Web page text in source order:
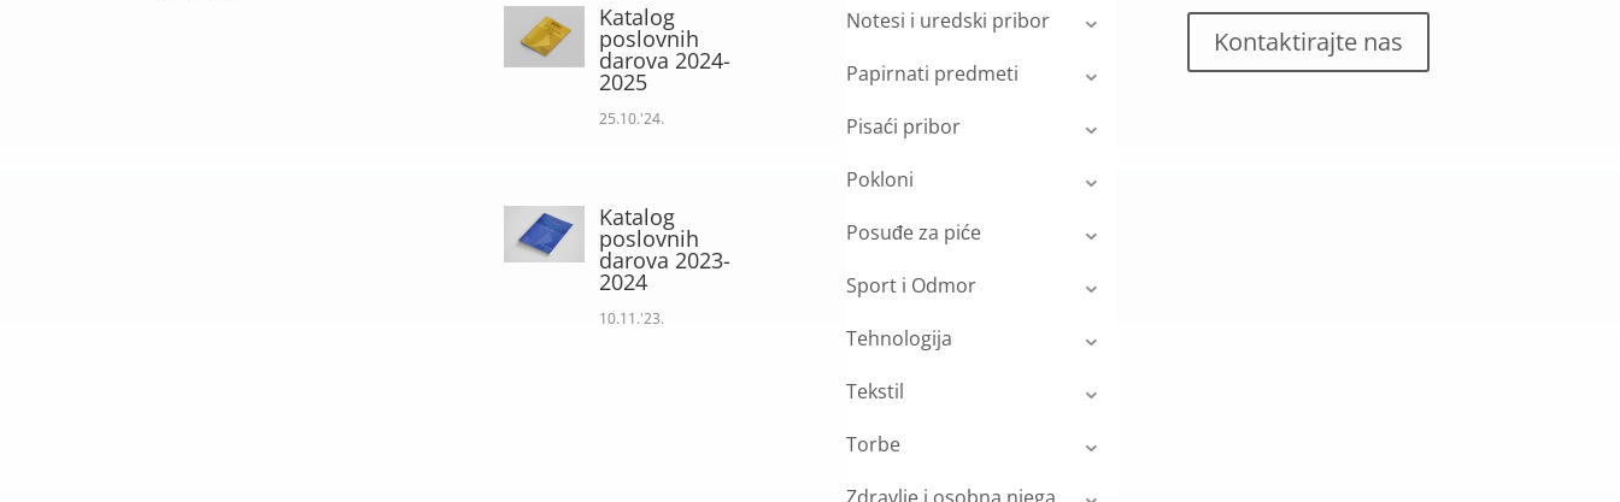
Katalog
poslovnih
darova 2024-
2025
25.10.'24.
Katalog
poslovnih
darova 2023-
2024
10.11.'23.
Notesi i uredski pribor
Papirnati predmeti
Pisaći pribor
Pokloni
Posuđe za piće
Sport i Odmor
Tehnologija
Tekstil
Torbe
Kontaktirajte nas